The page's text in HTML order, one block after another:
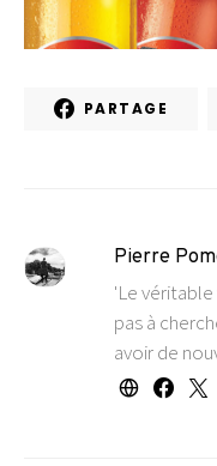
PARTAGE
Pierre
'Le
pas à
avoir de